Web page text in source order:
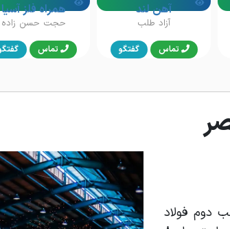
آهن لند
آزاد طلب
تماس گفتگو
همراه فلز آسیا
حجت حسن زاده
تماس
سال 1386 در قطب دوم فولاد